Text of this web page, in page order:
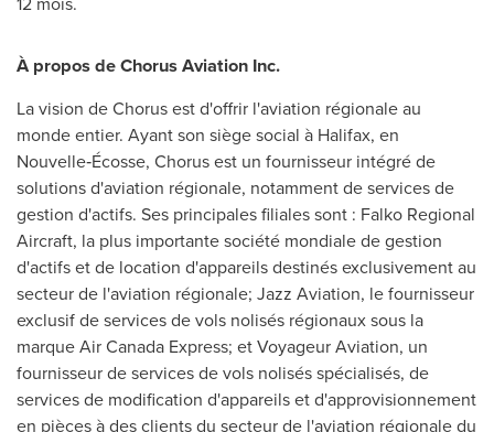
À propos de Chorus Aviation Inc.
La vision de Chorus est d'offrir l'aviation régionale au
monde entier. Ayant son siège social à Halifax, en
Nouvelle‑Écosse, Chorus est un fournisseur intégré de
solutions d'aviation régionale, notamment de services de
gestion d'actifs. Ses principales filiales sont : Falko Regional
Aircraft, la plus importante société mondiale de gestion
d'actifs et de location d'appareils destinés exclusivement au
secteur de l'aviation régionale; Jazz Aviation, le fournisseur
exclusif de services de vols nolisés régionaux sous la
marque Air Canada Express; et Voyageur Aviation, un
fournisseur de services de vols nolisés spécialisés, de
services de modification d'appareils et d'approvisionnement
en pièces à des clients du secteur de l'aviation régionale du